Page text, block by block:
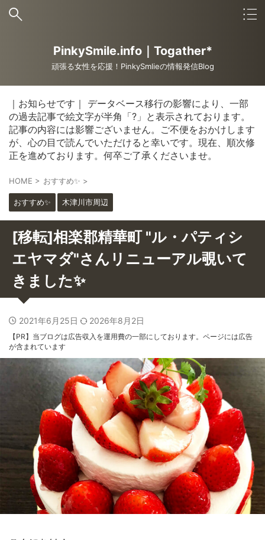
PinkySmile.info｜Togather*
頑張る女性を応援！PinkySmlieの情報発信Blog
｜お知らせです｜ データベース移行の影響により、一部
の過去記事で絵文字が半角「?」と表示されております。
記事の内容には影響ございません。ご不便をおかけします
が、心の目で読んでいただけると幸いです。現在、順次修
正を進めております。何卒ご了承くださいませ。
HOME > おすすめ✨ >
おすすめ✨ 木津川市周辺
[移転]相楽郡精華町 "ル・パティシ
エヤマダ"さんリニューアル覗いて
きました✨
2021年6月25日 2026年8月2日
【PR】当ブログは広告収入を運用費の一部にしております。ページには広告
が含まれています